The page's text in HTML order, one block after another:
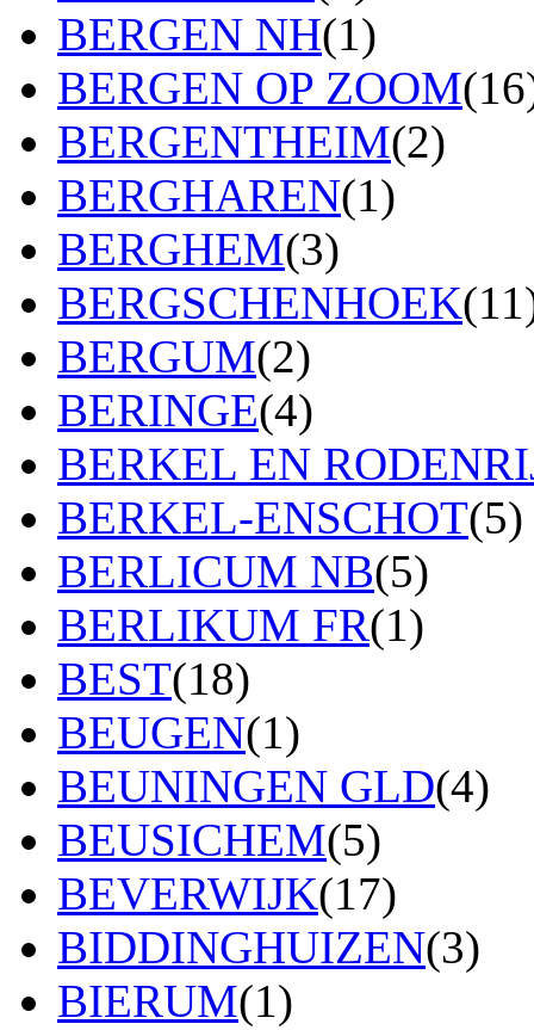
BERGEN NH(1)
BERGEN OP ZOOM
BERGENTHEIM(2)
BERGHAREN(1)
BERGHEM(3)
BERGSCHENHOEK
BERGUM(2)
BERINGE(4)
BERKEL EN
BERKEL-ENSCHOT(5)
BERLICUM NB(5)
BERLIKUM FR(1)
BEST(18)
BEUGEN(1)
BEUNINGEN GLD(4)
BEUSICHEM(5)
BEVERWIJK(17)
BIDDINGHUIZEN(3)
BIERUM(1)